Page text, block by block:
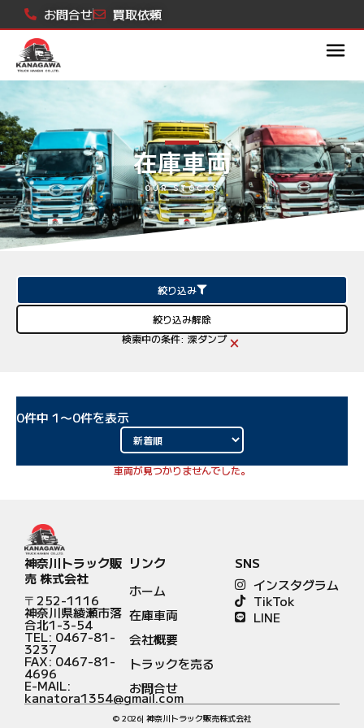
ス
お問合せ 買取依頼
在庫車両
OUR STOCKS
絞り込み
絞り込み解除
検索中の条件: 深ダンプ ×
0件中 1〜0件を表示
車両が見つかりませんでした。
神奈川トラック販
売 株式会社
〒252-1116
神奈川県綾瀬市落
合北1-3-54
TEL: 0467-81-
3237
FAX: 0467-81-
4696
E-MAIL:
kanatora1354@gmail.com
リンク
ホーム
在庫車両
会社概要
トラックを売る
お問合せ
SNS
インスタグラム
TikTok
LINE
© 2026| 神奈川トラック販売株式会社